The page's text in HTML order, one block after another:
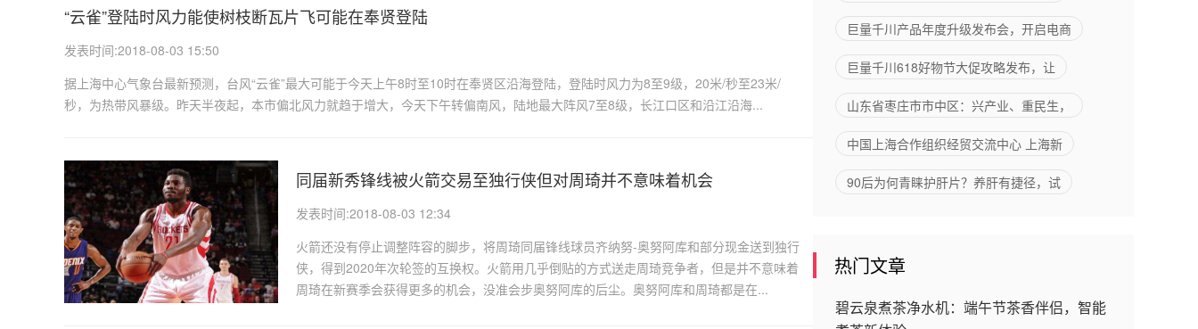
“云雀”登陆时风力能使树枝断瓦片飞可能在奉贤登陆
发表时间:2018-08-03 15:50
据上海中心气象台最新预测，台风“云雀”最大可能于今天上午8时至10时在奉贤区沿海登陆，登陆时风力为8至9级，20米/秒至23米/
秒，为热带风暴级。昨天半夜起，本市偏北风力就趋于增大，今天下午转偏南风，陆地最大阵风7至8级，长江口区和沿江沿海...
同届新秀锋线被火箭交易至独行侠但对周琦并不意味着机会
发表时间:2018-08-03 12:34
火箭还没有停止调整阵容的脚步，将周琦同届锋线球员齐纳努-奥努阿库和部分现金送到独行
侠，得到2020年次轮签的互换权。火箭用几乎倒贴的方式送走周琦竞争者，但是并不意味着
周琦在新赛季会获得更多的机会，没准会步奥努阿库的后尘。奥努阿库和周琦都是在...
巨量千川产品年度升级发布会，开启电商
巨量千川618好物节大促攻略发布，让
山东省枣庄市市中区：兴产业、重民生，
中国上海合作组织经贸交流中心 上海新
90后为何青睐护肝片？养肝有捷径，试
热门文章
碧云泉煮茶净水机：端午节茶香伴侣，智能